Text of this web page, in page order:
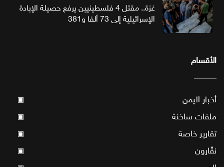
غزة.. مقتل 4 فلسطينيين يرفع حصيلة الإبادة
الإسرائيلية إلى 73 ألفا و381
الأقسام
أخبار اليمن ▣
ملفات ساخنة ▣
تقارير خاصة ▣
نقّارون ▣